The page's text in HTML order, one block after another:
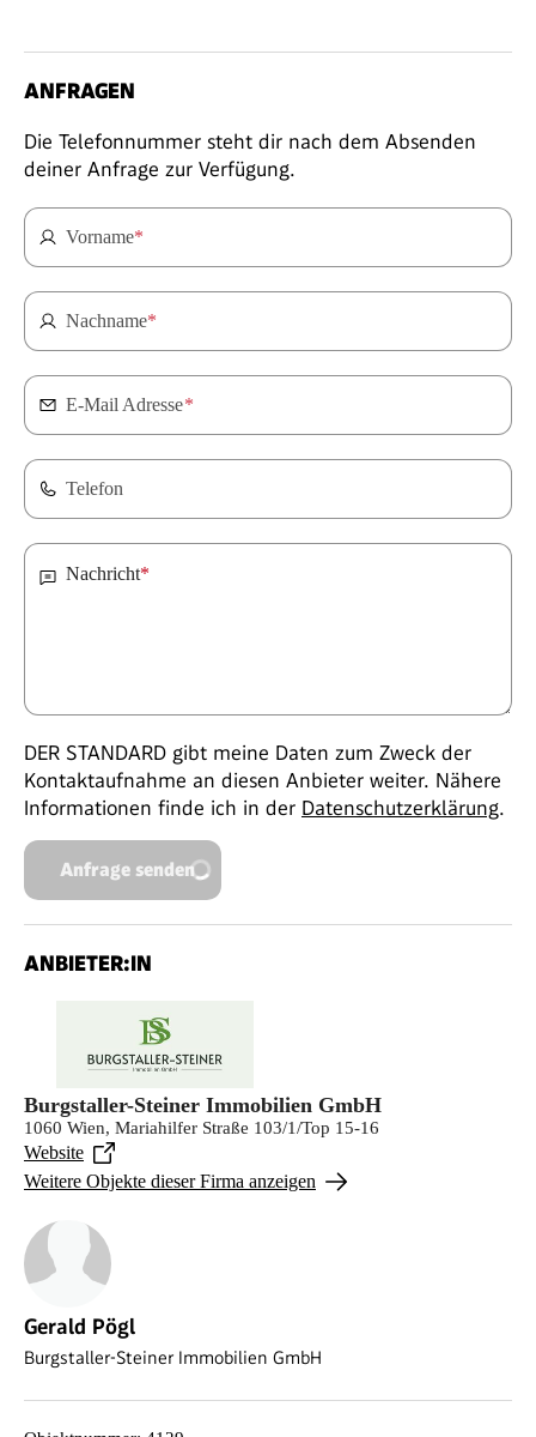
ANFRAGEN
Die Telefonnummer steht dir nach dem Absenden
deiner Anfrage zur Verfügung.
Vorname*
Nachname*
E-Mail Adresse*
Telefon
Nachricht*
DER STANDARD gibt meine Daten zum Zweck der
Kontaktaufnahme an diesen Anbieter weiter. Nähere
Informationen finde ich in der Datenschutzerklärung.
Anfrage senden
ANBIETER:IN
Burgstaller-Steiner Immobilien GmbH
1060 Wien, Mariahilfer Straße 103/1/Top 15-16
Website
Weitere Objekte dieser Firma anzeigen
Gerald Pögl
Burgstaller-Steiner Immobilien GmbH